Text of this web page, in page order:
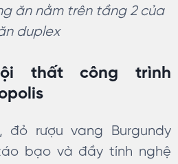
ăn nằm trên tầng 2 của
duplex
thất công trình
rượu vang Burgundy
bạo và đầy tính nghệ